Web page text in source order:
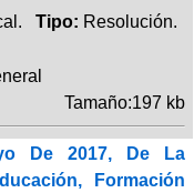
Tipo: Resolución.
Tamaño:197 kb
De 2017, De La
Formación